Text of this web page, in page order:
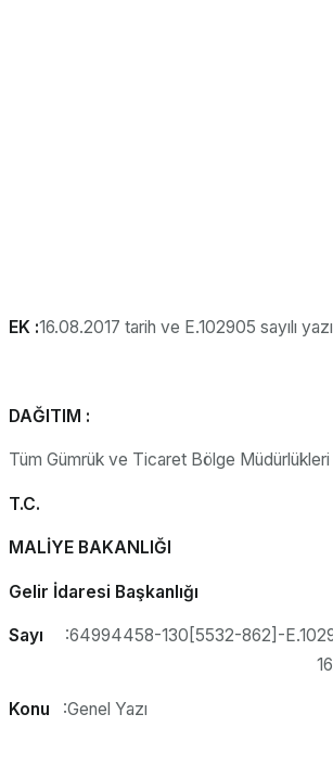
EK :16.08.2017 tarih ve E.102905 sayılı yazı
DAĞITIM :
Tüm Gümrük ve Ticaret Bölge Müdürlükleri
T.C.
MALİYE BAKANLIĞI
Gelir İdaresi Başkanlığı
Sayı :64994458-130[5532-862]-
Konu :Genel Yazı